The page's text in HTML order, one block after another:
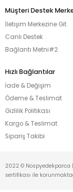
Müşteri Destek
İletişim Merkezine Git
Canlı Destek
Bağlantı Metni#2
Hızlı Bağlantılar
İade & Değişim
Ödeme & Teslimat
Gizlilik Politikası
Kargo & Teslimat
Sipariş Takibi
2022 © Nospyedekparca
sertifikası ile